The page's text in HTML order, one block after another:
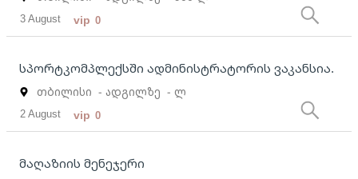
3 August vip 0
სპორტკომპლექსში ადმინისტრატორის ვაკანსია.
თბილისი - ადგილზე - ლ
2 August vip 0
მაღაზიის მენეჯერი